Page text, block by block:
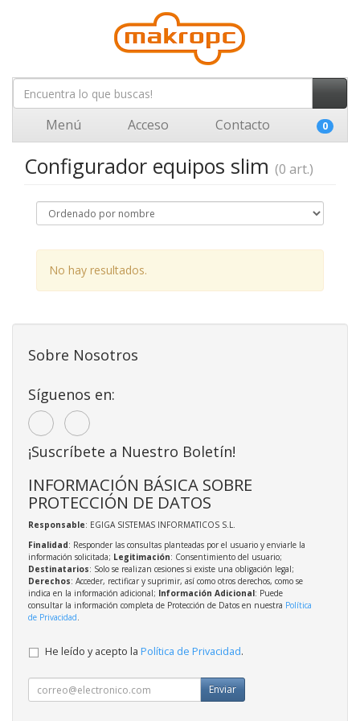
Menú Acceso Contacto 0
Configurador equipos slim (0 art.)
No hay resultados.
Sobre Nosotros
Síguenos en:
¡Suscríbete a Nuestro Boletín!
INFORMACIÓN BÁSICA SOBRE
PROTECCIÓN DE DATOS
Responsable: EGIGA SISTEMAS INFORMATICOS S.L.
Finalidad: Responder las consultas planteadas por el usuario y enviarle la
información solicitada; Legitimación: Consentimiento del usuario;
Destinatarios: Solo se realizan cesiones si existe una obligación legal;
Derechos: Acceder, rectificar y suprimir, así como otros derechos, como se
indica en la información adicional; Información Adicional: Puede
consultar la información completa de Protección de Datos en nuestra Política
de Privacidad.
He leído y acepto la Política de Privacidad.
Enviar